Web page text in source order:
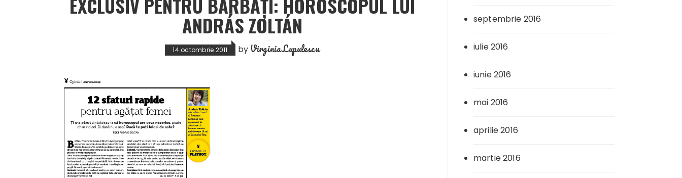
ANDRÁS ZOLTÁN
14 octombrie 2011 by Virginia Lupulescu
septembrie 2016
iulie 2016
iunie 2016
mai 2016
aprilie 2016
martie 2016